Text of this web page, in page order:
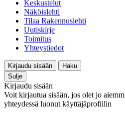
Keskustelut
Näköislehti
Tilaa Rakennuslehti
Uutiskirje
Toimitus
Yhteystiedot
Kirjaudu sisään
Haku
Sulje
Kirjaudu sisään
Voit kirjautua sisään, jos olet jo
yhteydessä luonut käyttäjäprofiilin